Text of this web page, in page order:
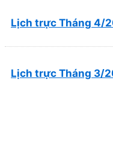
Lịch trực Tháng 4/
Lịch trực Tháng 3/